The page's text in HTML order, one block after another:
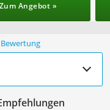
Zum Angebot »